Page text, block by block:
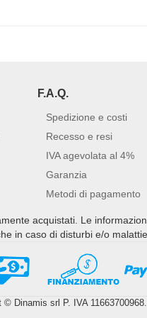
F.A.Q.
Spedizione e costi
Recesso e resi
IVA agevolata al 4%
Garanzia
Metodi di pagamento
acquistati. Le
in caso di disturbi e/o
© Dinamis srl P. IVA